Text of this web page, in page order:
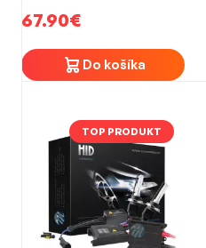
67.90€
Do košíka
TOP PRODUKT